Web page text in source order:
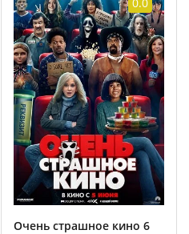
Очень страшное кино 6